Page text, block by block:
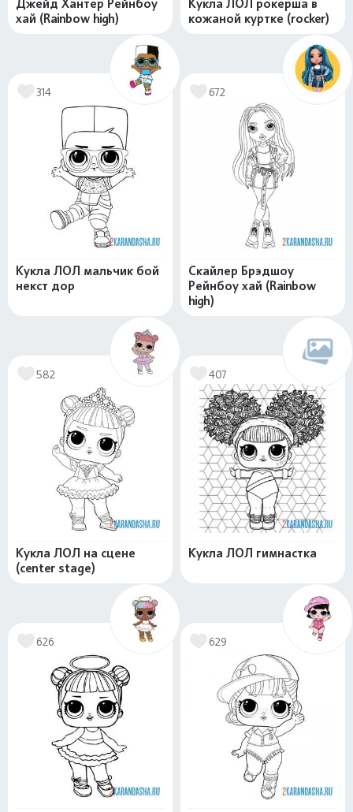
Джейд Хантер Рейнбоу
хай (Rainbow high)
Кукла ЛОЛ рокерша в
кожаной куртке (rocker)
314
Кукла ЛОЛ мальчик бой
некст дор
672
Скайлер Брэдшоу
Рейнбоу хай (Rainbow
high)
582
Кукла ЛОЛ на сцене
(center stage)
407
Кукла ЛОЛ гимнастка
626 629